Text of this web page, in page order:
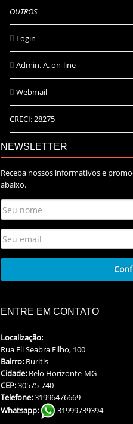
OUTROS
Login
Admin. A. on-line
Webmail
CRECI: 28275
NEWSLETTER
Receba nossos informativos e
abaixo.
ENTRE EM CONTATO
Localização:
Rua Eli Seabra Filho, 100
Bairro: Buritis
Cidade: Belo Horizonte-MG
CEP:30575-740
Telefone:31996476669
Whatsapp:
31999739394